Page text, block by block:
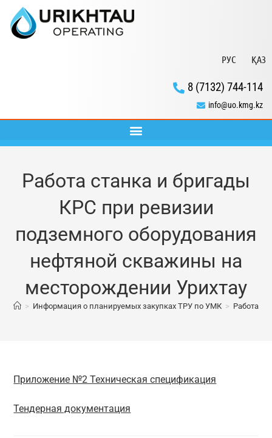
РУС ҚАЗ
8 (7132) 744-114
info@uo.kmg.kz
Работа станка и бригады
КРС при ревизии
подземного оборудования
нефтяной скважины на
месторождении Урихтау
> Информация о планируемых закупках ТРУ по УМК > Работа
Приложение №2 Техническая спецификация
Тендерная документация